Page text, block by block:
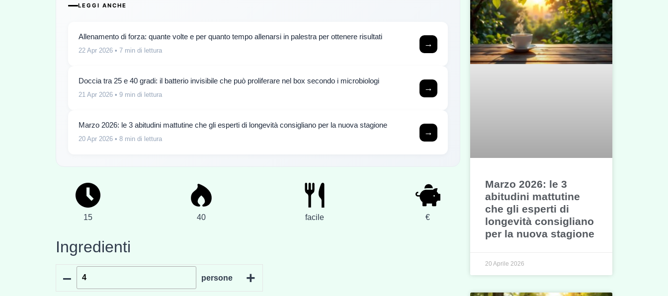
Marzo 2026: le 3
abitudini mattutine
che gli esperti di
longevità consigliano
per la nuova stagione
20 Aprile 2026
LEGGI ANCHE
Allenamento di forza: quante volte e per quanto tempo allenarsi in palestra per ottenere risultati
22 Apr 2026 • 7 min di lettura
→
Doccia tra 25 e 40 gradi: il batterio invisibile che può proliferare nel box secondo i microbiologi
21 Apr 2026 • 9 min di lettura
→
Marzo 2026: le 3 abitudini mattutine che gli esperti di longevità consigliano per la nuova stagione
20 Apr 2026 • 8 min di lettura
→
15 40 facile €
Ingredienti
–
persone +